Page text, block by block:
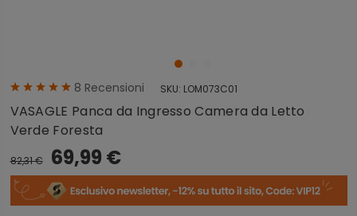
8 Recensioni SKU: LOM073C01
VASAGLE Panca da Ingresso Camera da Letto
Verde Foresta
82,31 € 69,99 €